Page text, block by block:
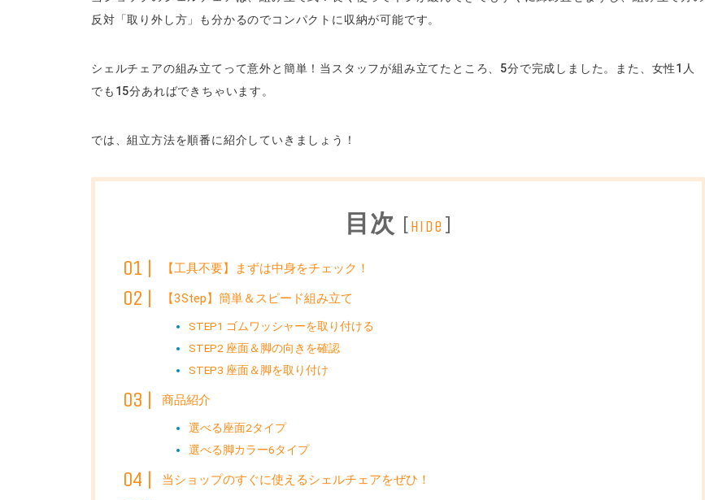
反対「取り外し方」も分かるのでコンパクトに収納が可能です。
シェルチェアの組み立てって意外と簡単！当スタッフが組み立てたところ、5分で完成しました。また、女性1人
でも15分あればできちゃいます。
では、組立方法を順番に紹介していきましょう！
目次 [hide ]
【工具不要】まずは中身をチェック！
【3Step】簡単＆スピード組み立て
STEP1 ゴムワッシャーを取り付ける
STEP2 座面＆脚の向きを確認
STEP3 座面＆脚を取り付け
商品紹介
選べる座面2タイプ
選べる脚カラー6タイプ
当ショップのすぐに使えるシェルチェアをぜひ！